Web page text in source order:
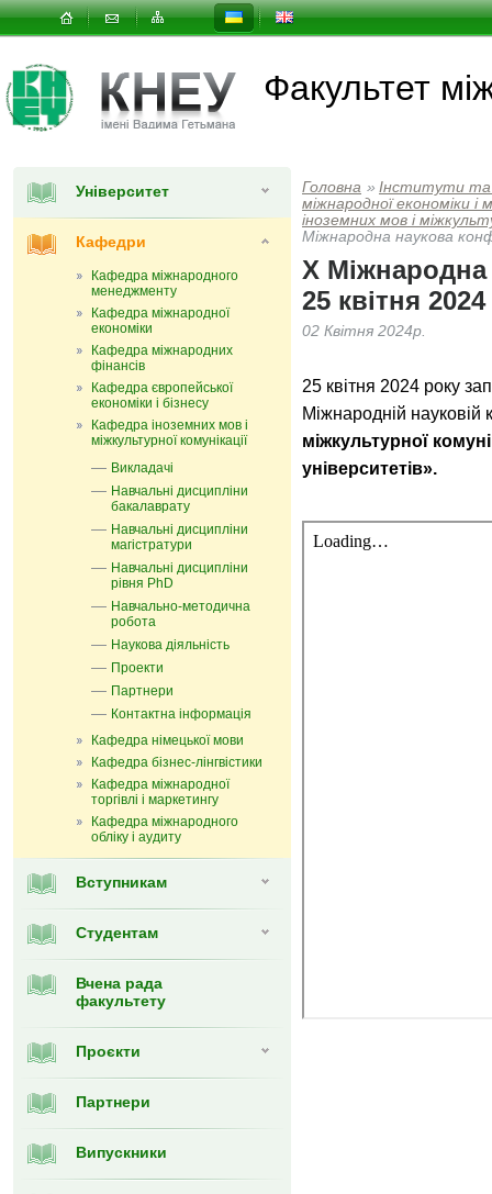
Факультет
Університет
Кафедри
Кафедра міжнародного
менеджменту
Кафедра міжнародної
економіки
Кафедра міжнародних
фінансів
Кафедра європейської
економіки і бізнесу
Кафедра іноземних мов і
міжкультурної комунікації
Викладачі
Навчальні дисципліни
бакалаврату
Навчальні дисципліни
магістратури
Навчальні дисципліни
рівня PhD
Навчально-методична
робота
Наукова діяльність
Проекти
Партнери
Контактна інформація
Кафедра німецької мови
Кафедра бізнес-лінгвістики
Кафедра міжнародної
торгівлі і маркетингу
Кафедра мiжнародного
обліку і аудиту
Вступникам
Студентам
Вчена рада
факультету
Проєкти
Партнери
Випускники
Головна » Інститути
мiжнародної економiки i
іноземних мов і
Міжнародна наукова
X
25 квітня
02 Квітня 2024р.
25 квітня 2024 року
Міжнародній науковій
міжкультурної
університетів».